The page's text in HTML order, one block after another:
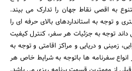
به اقصی نقاط جهان را تدارک می بیند.
و توجه به استانداردهای بالای حرفه ای را
داند توجه به جزئیات هر سفر، کنترل کیفیت
زمینی و دریایی و مراکز اقامتی و توجه به
انواع سفرنامه ها باتوجه به شرایط خاص هر